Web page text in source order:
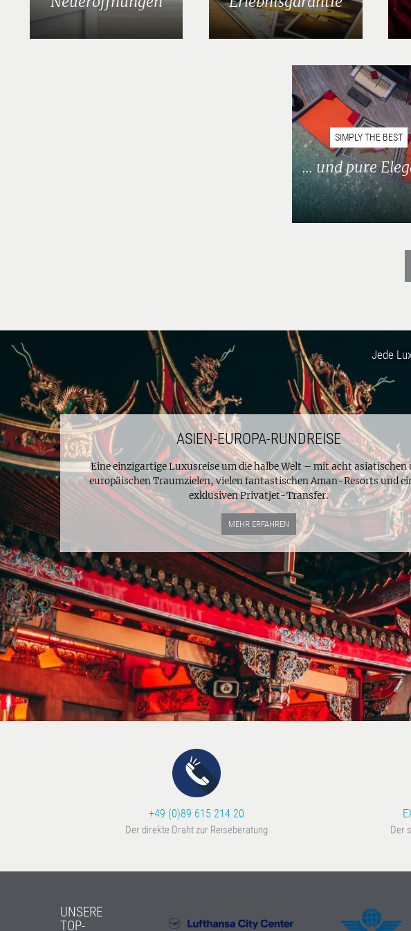
SIMPLY THE BEST
... und pure
ASIEN-EUROPA-RUNDREISE
Eine einzigartige Luxusreise um die halbe Welt – mit acht asiatischen
europäischen Traumzielen, vielen fantastischen Aman-Resorts und
exklusiven Privatjet-Transfer.
MEHR ERFAHREN
Jede
+49 (0)89 615 214 20
Der direkte Draht zur Reiseberatung Der
UNSERE
TOP-